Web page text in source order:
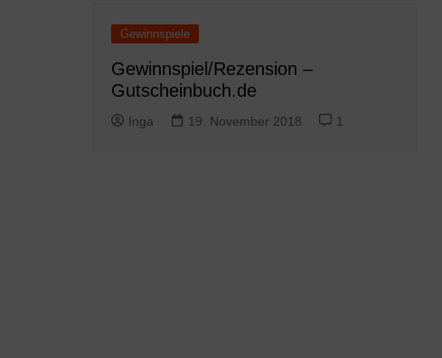
Gewinnspiele
Gewinnspiel/Rezension –
Gutscheinbuch.de
Inga 19. November 2018 1